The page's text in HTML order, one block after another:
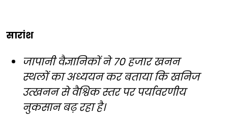
सारांश
जापानी वैज्ञानिकों ने 70 हजार खनन
स्थलों का अध्ययन कर बताया कि खनिज
उत्खनन से वैश्विक स्तर पर पर्यावरणीय
नुकसान बढ़ रहा है।